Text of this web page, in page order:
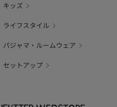
キッズ
ライフスタイル
パジャマ・ルームウェア
セットアップ